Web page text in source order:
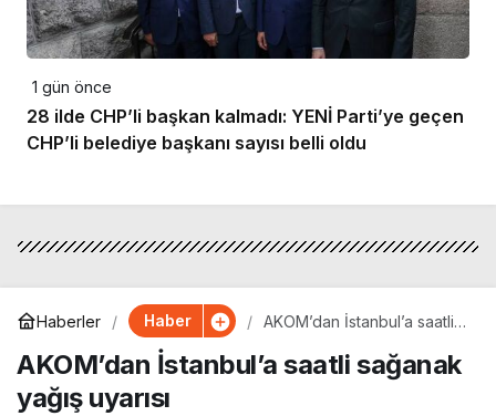
1 gün önce
28 ilde CHP’li başkan kalmadı: YENİ Parti’ye geçen
CHP’li belediye başkanı sayısı belli oldu
Haberler Haber
AKOM’dan İstanbul’a saatli
AKOM’dan İstanbul’a saatli sağanak
yağış uyarısı